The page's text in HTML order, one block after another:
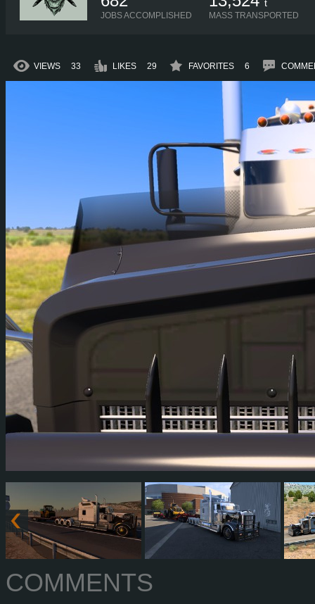
JOBS ACCOMPLISHED
t
MASS TRANSPORTED
VIEWS 33 LIKES 29 FAVORITES 6
COMMENTS